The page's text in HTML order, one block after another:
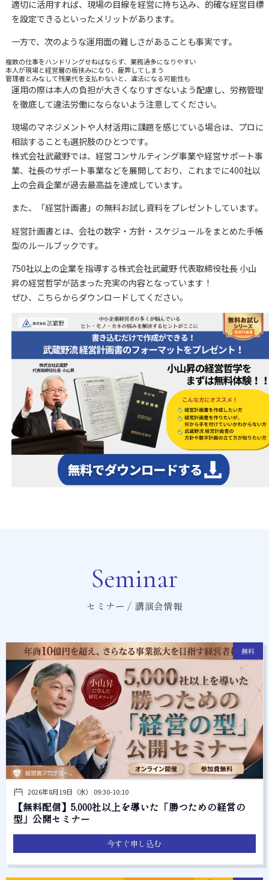
適切に活用すれば、現場の目線を経営に持ち込み、的確な経営目標
を設定できるといったメリットがあります。
一方で、次のような運用面の難しさがあることも事実です。
複数の仕事をハンドリングせねばならず、業務過多になりやすい
本人が現場と経営層の板挟みになり、疲弊してしまう
管理者とみなして残業代を支払わないと、違法になる可能性も
運用の際は本人の負担が大きくなりすぎないよう配慮し、労務管理
を徹底して違法労働にならないよう注意してください。
現場のマネジメントや人材活用に課題を感じている場合は、プロに
相談することも選択肢のひとつです。
株式会社武蔵野では、経営コンサルティング事業や経営サポート事
業、社長のサポート事業などを展開しており、これまでに400社以
上の会員企業が過去最高益を達成しています。
また、「経営計画書」の無料お試し資料をプレゼントしています。
経営計画書とは、会社の数字・方針・スケジュールをまとめた手帳
型のルールブックです。
750社以上の企業を指導する株式会社武蔵野 代表取締役社長 小山
昇の経営哲学が詰まった充実の内容となっています！
ぜひ、こちらからダウンロードしてください。
Seminar
セミナー / 講演会情報
無料
2026年8月19日（水） 09:30-10:10
【無料配信】5,000社以上を導いた「勝つための経営の
型」公開セミナー
今すぐ申し込む